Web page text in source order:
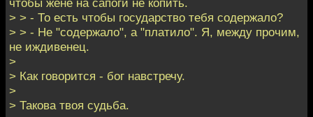
> > - То есть чтобы государство тебя содержало?
> > - Не "содержало", а "платило". Я, между прочим,
не иждивенец.
>
> Как говорится - бог навстречу.
>
> Такова твоя судьба.